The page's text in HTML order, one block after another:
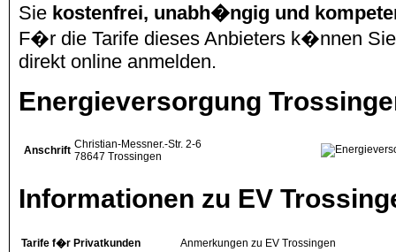
Sie kostenfrei, unabh�ngig und
F�r die Tarife dieses Anbieters k�nnen
direkt online anmelden.
Energieversorgung
Anschrift Christian-Messner.-Str. 2-6
78647 Trossingen
Informationen zu EV
Tarife f�r Privatkunden Anmerkungen zu EV Trossingen